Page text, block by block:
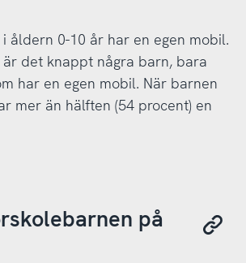
åldern 0-10 år har en egen mobil.
det knappt några barn, bara
har en egen mobil. När barnen
mer än hälften (54 procent) en
på